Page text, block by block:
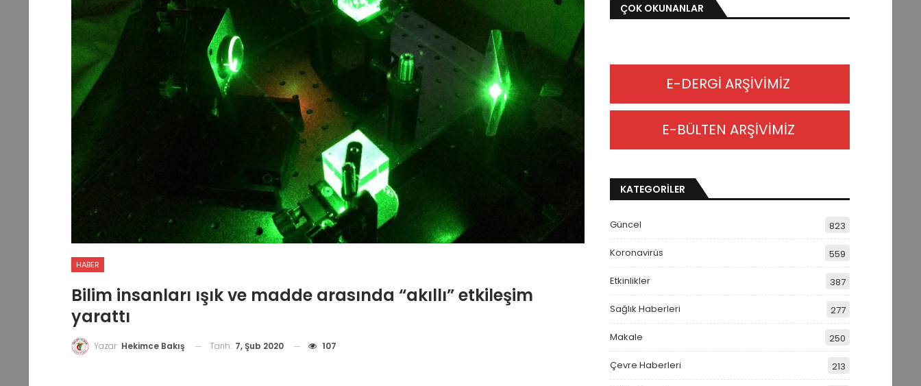
HABER
Bilim insanları ışık ve madde arasında “akıllı” etkileşim
yarattı
Yazar: Hekimce Bakış Tarih: 7, Şub 2020 107
ÇOK OKUNANLAR
E-DERGİ ARŞİVİMİZ
E-BÜLTEN ARŞİVİMİZ
KATEGORİLER
Güncel 823
Koronavirüs 559
Etkinlikler 387
Sağlık Haberleri 277
Makale 250
Çevre Haberleri 213